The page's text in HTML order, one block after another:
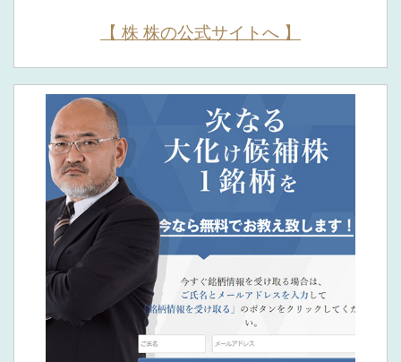
【 株 株の公式サイトへ 】